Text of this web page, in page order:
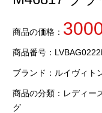
商品の価格：
商品番号：
ブランド： ルイヴィト
商品の分類： レディー
グ